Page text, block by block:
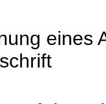
eines